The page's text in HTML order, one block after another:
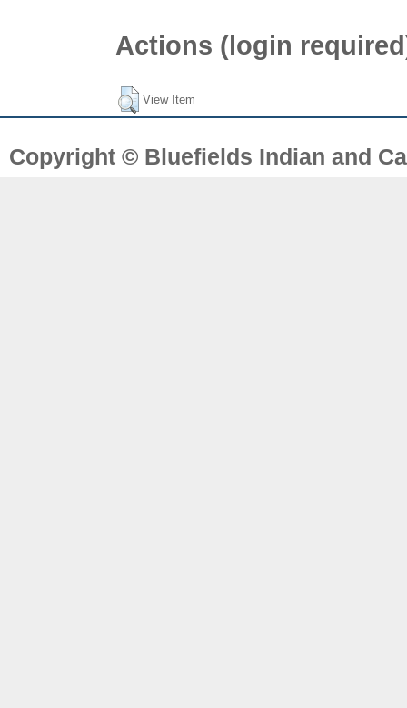
Actions (login
View Item
Copyright © Bluefields Indian and